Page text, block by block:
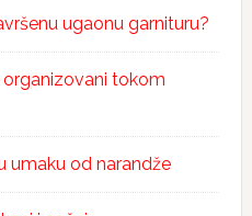
ugaonu garnituru?
tokom
umaku od narandže